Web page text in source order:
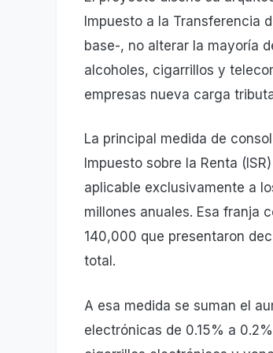
Impuesto a la Transferencia
base-, no alterar la mayoría
alcoholes, cigarrillos y
empresas nueva carga
La principal medida de
Impuesto sobre la Renta
aplicable exclusivamente a
millones anuales. Esa franja
140,000 que presentaron
total.
A esa medida se suman el
electrónicas de 0.15% a